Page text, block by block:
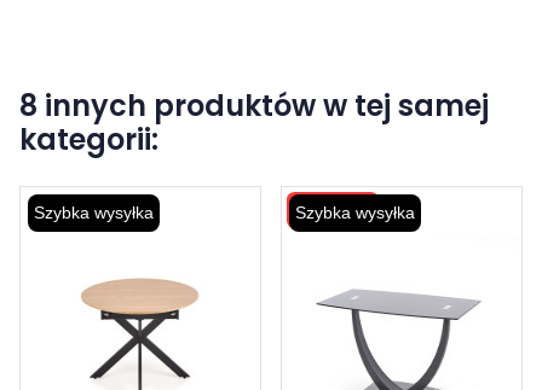
8 innych produktów w tej samej
kategorii:
Szybka wysyłka Szybka wysyłka
Wysyłka 48H